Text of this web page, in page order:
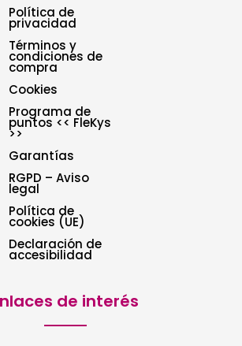
Política de
privacidad
Términos y
condiciones de
compra
Cookies
Programa de
puntos << FleKys
>>
Garantías
RGPD – Aviso
legal
Política de
cookies (UE)
Declaración de
accesibilidad
de interés